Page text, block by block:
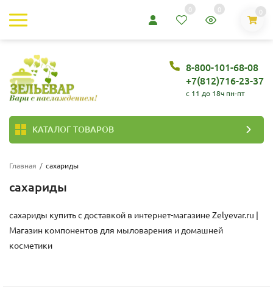
0 0 0
8-800-101-68-08
+7(812)716-23-37
c 11 до 18ч пн-пт
КАТАЛОГ ТОВАРОВ
Главная / сахариды
сахариды
сахариды купить с доставкой в интернет-магазине Zelyevar.ru |
Магазин компонентов для мыловарения и домашней
косметики